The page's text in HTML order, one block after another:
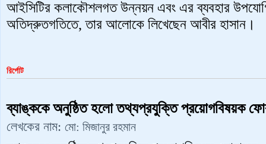
আইসিটির কলাকৌশলগত উন্নয়ন এবং এর ব্যবহার
অতিদ্রুতগতিতে, তার আলোকে লিখেছেন আবীর হাসান।
রির্পোট
ব্যাঙ্ককে অনুষ্ঠিত হলো তথ্যপ্রযুক্তি প্রয়োগবিষয়ক
লেখকের নাম: মো: মিজানুর রহমান